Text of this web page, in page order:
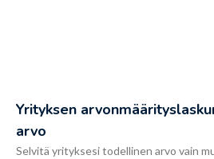
Yrityksen
arvo
Selvitä yrityksesi todellinen arvo vain